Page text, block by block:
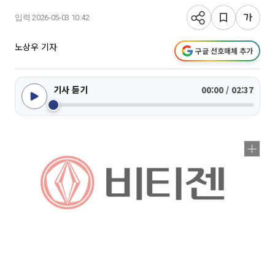
입력 2026-05-03 10:42
노상우 기자 구글 선호매체 추가
기사 듣기 00:00 / 02:37